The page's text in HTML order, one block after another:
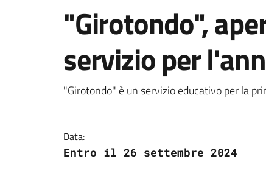
"Girotondo",
servizio per
Dettagli della
"Girotondo" è un servizio educativo per la
Data:
Entro il 26 settembre 2024